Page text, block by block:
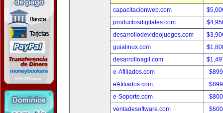
capacitacionweb.com
productosdigitales.com
desarrollodevideojuegos.com
guialinux.com
desarrolloagil.com
e-Afiliados.com
eAfiliados.com
e-Soporte.com
ventadesoftware.com